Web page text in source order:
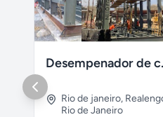
Rio de janeiro,
Rio de Janeiro